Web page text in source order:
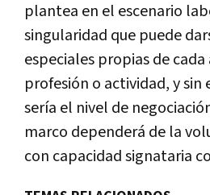
plantea en el escenario
singularidad que puede
especiales propias de
profesión o actividad, y sin
sería el nivel de
marco dependerá de la
con capacidad signataria